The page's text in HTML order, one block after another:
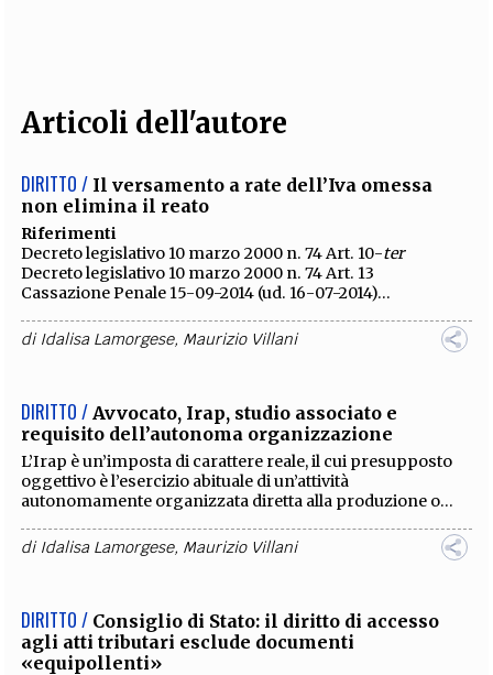
SOCIAL MEDIA
Articoli dell'autore
DIRITTO / Il versamento a rate dell’Iva omessa
non elimina il reato
Riferimenti
Decreto legislativo 10 marzo 2000 n. 74 Art. 10-ter
Decreto legislativo 10 marzo 2000 n. 74 Art. 13
Cassazione Penale 15-09-2014 (ud. 16-07-2014)...
di Idalisa Lamorgese, Maurizio Villani
DIRITTO / Avvocato, Irap, studio associato e
requisito dell’autonoma organizzazione
L’Irap è un’imposta di carattere reale, il cui presupposto
oggettivo è l’esercizio abituale di un’attività
autonomamente organizzata diretta alla produzione o...
di Idalisa Lamorgese, Maurizio Villani
DIRITTO / Consiglio di Stato: il diritto di accesso
agli atti tributari esclude documenti
«equipollenti»